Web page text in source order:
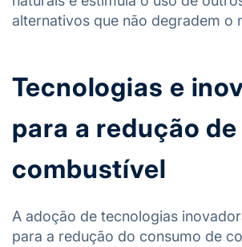
alternativos que não degradem o
Tecnologias e
para a redução de
combustível
A adoção de tecnologias
para a redução do consumo de